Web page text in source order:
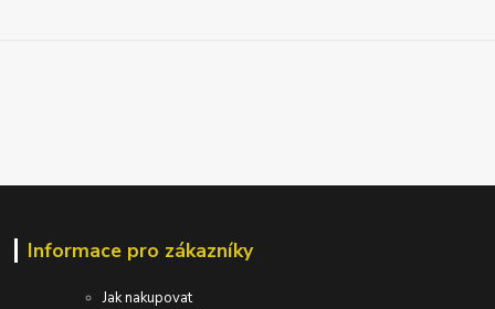
Informace pro zákazníky
Jak nakupovat